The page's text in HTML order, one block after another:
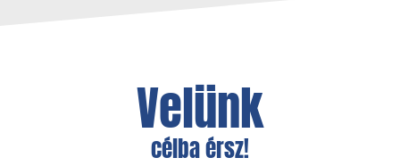
Velünk
célba érsz!